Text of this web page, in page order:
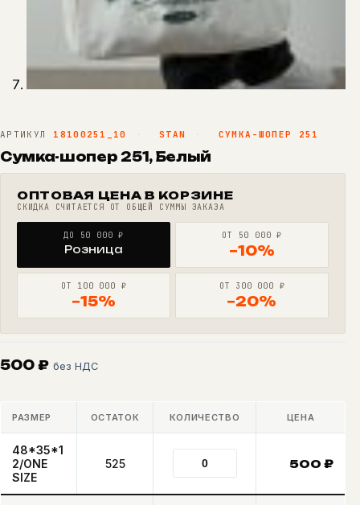
АРТИКУЛ 18100251_10 · STAN · СУМКА-ШОПЕР 251
Сумка-шопер 251, Белый
ОПТОВАЯ ЦЕНА В КОРЗИНЕ
СКИДКА СЧИТАЕТСЯ ОТ ОБЩЕЙ СУММЫ ЗАКАЗА
ДО 50 000 ₽
Розница
ОТ 50 000 ₽
−10%
ОТ 100 000 ₽
−15%
ОТ 300 000 ₽
−20%
500 ₽ без НДС
РАЗМЕР ОСТАТОК КОЛИЧЕСТВО ЦЕНА
48*35*1
2/ONE
SIZE
525 500 ₽